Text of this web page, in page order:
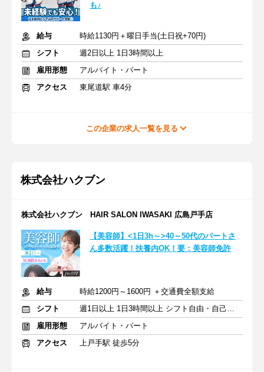
も♪
給与
時給1130円＋曜日手当(土日祝+70円)
シフト
週2日以上 1日3時間以上
雇用形態
アルバイト・パート
アクセス
東尾道駅 車4分
この企業の求人一覧を見る
株式会社ハクブン
株式会社ハクブン HAIR SALON IWASAKI 広島戸手店
【美容師】<1日3h～>40～50代のパートさ
ん多数活躍！扶養内OK！要：美容師免許
給与
時給1200円～1600円 ＋交通費全額支給
シフト
週1日以上 1日3時間以上 シフト自由・自己申告
雇用形態
アルバイト・パート
アクセス
上戸手駅 徒歩5分